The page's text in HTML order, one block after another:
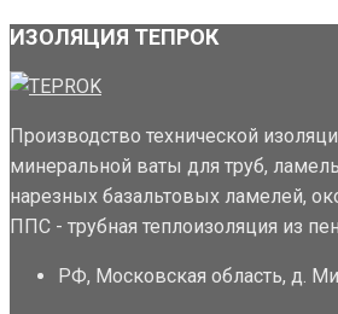
ИЗОЛЯЦИЯ ТЕПРОК
Производство технической
минеральной ваты для труб,
нарезных базальтовых ламелей,
ППС - трубная теплоизоляция из
РФ, Московская область, д.